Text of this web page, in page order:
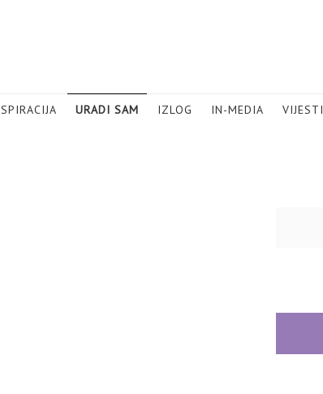
URADI SAM IZLOG IN-MEDIA VIJESTI